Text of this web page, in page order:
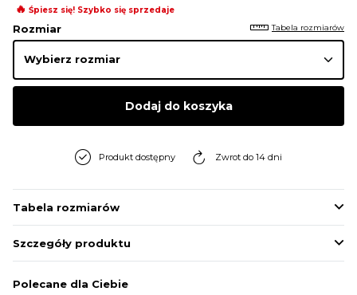
🔥 Śpiesz się! Szybko się sprzedaje
Rozmiar Tabela rozmiarów
Dodaj do koszyka
Produkt dostępny Zwrot do 14 dni
Tabela rozmiarów
Szczegóły produktu
Polecane dla Ciebie